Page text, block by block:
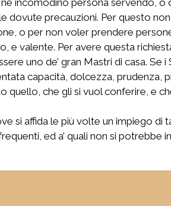
dovute precauzioni. Per questo
o per non voler prendere
valente. Per avere questa
uno de’ gran Mastri di casa. Se i
capacità, dolcezza, prudenza,
quello, che gli si vuol conferire, e
si affida le più volte un impiego di
ed a’ quali non si potrebbe